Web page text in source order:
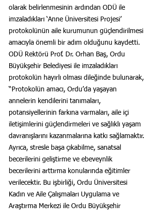
olarak belirlenmesinin ardından ODÜ ile
imzaladıkları ‘Anne Üniversitesi Projesi’
protokolünün aile kurumunun güçlendirilmesi
amacıyla önemli bir adım olduğunu kaydetti.
ODÜ Rektörü Prof. Dr. Orhan Baş, Ordu
Büyükşehir Belediyesi ile imzaladıkları
protokolün hayırlı olması dileğinde bulunarak,
“Protokolün amacı, Ordu’da yaşayan
annelerin kendilerini tanımaları,
potansiyellerinin farkına varmaları, aile içi
iletişimlerini güçlendirmeleri ve sağlıklı yaşam
davranışlarını kazanmalarına katkı sağlamaktır.
Ayrıca, stresle başa çıkabilme, sanatsal
becerilerini geliştirme ve ebeveynlik
becerilerini arttırma konularında eğitimler
verilecektir. Bu işbirliği, Ordu Üniversitesi
Kadın ve Aile Çalışmaları Uygulama ve
Araştırma Merkezi ile Ordu Büyükşehir